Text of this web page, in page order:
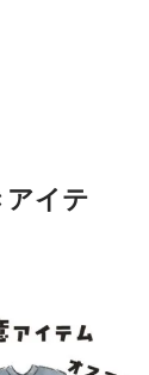
アイテ